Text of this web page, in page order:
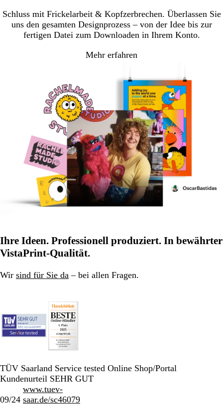
Schluss mit Frickelarbeit & Kopfzerbrechen. Überlassen Sie
uns den gesamten Designprozess – von der Idee bis zur
fertigen Datei zum Downloaden in Ihrem Konto.
Mehr erfahren
Ihre Ideen. Professionell produziert. In bewährter
VistaPrint-Qualität.
Wir sind für Sie da – bei allen Fragen.
TÜV Saarland Service tested Online Shop/Portal
Kundenurteil SEHR GUT
09/24
www.tuev-
saar.de/sc46079